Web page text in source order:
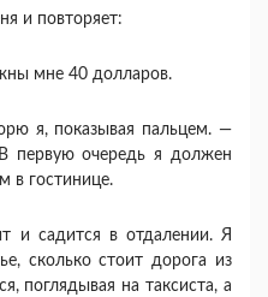
и повторяет:
мне 40 дол­ларов.
я, показывая пальцем. —
первую очередь я должен
в гостинице.
и садится в отдале­нии. Я
сколько стоит дорога из
погляды­вая на таксиста, а